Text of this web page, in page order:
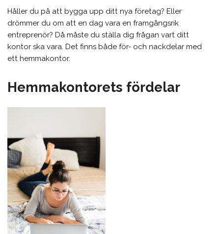
Håller du på att bygga upp ditt nya företag? Eller
drömmer du om att en dag vara en framgångsrik
entreprenör? Då måste du ställa dig frågan vart ditt
kontor ska vara. Det finns både för- och nackdelar med
ett hemmakontor.
Hemmakontorets fördelar